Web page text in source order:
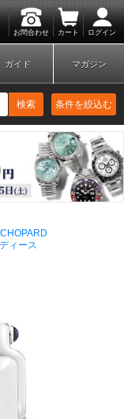
お問合わせ カート ログイン
ログイン
ガイド マガジン
検索 条件を絞込む
ィース